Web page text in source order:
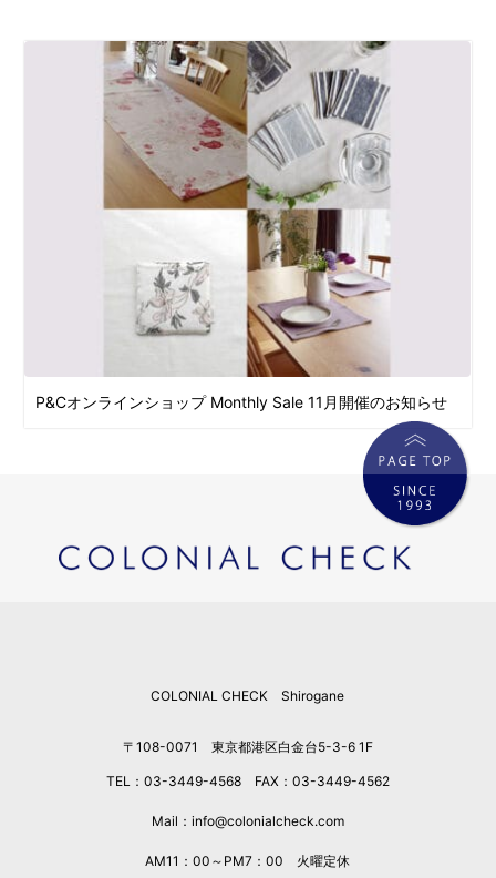
P&Cオンラインショップ Monthly Sale 11月開催のお知らせ
COLONIAL CHECK Shirogane
〒108-0071 東京都港区白金台5-3-6 1F
TEL：03-3449-4568 FAX：03-3449-4562
Mail：info@colonialcheck.com
AM11：00～PM7：00 火曜定休